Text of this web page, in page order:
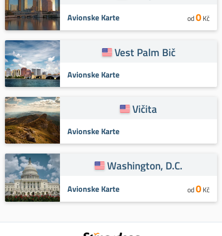
Avionske Karte od0Kč
Vest Palm Bič
Avionske Karte
Vičita
Avionske Karte
Washington, D.C.
Avionske Karte od0Kč